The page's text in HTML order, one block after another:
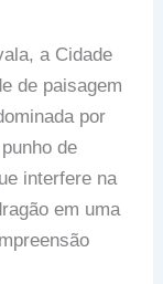
a Cidade
de paisagem
por
de
interfere na
em uma